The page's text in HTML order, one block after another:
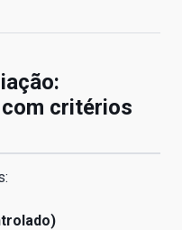
critérios